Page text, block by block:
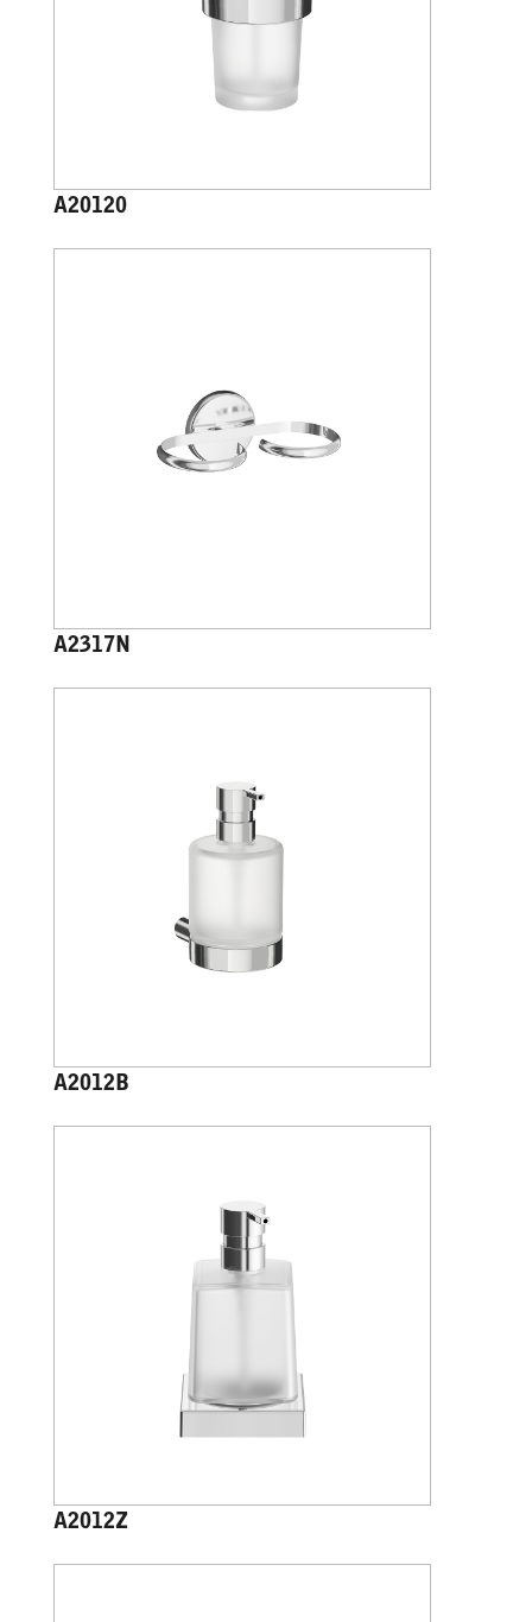
A20120
A2317N
A2012B
A2012Z